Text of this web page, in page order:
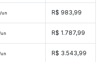
un R$ 983,99
un R$ 1.787,99
un R$ 3.543,99